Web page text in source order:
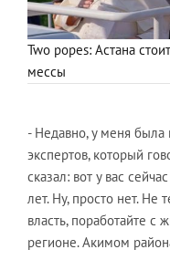
Two popes: Астана стоит
мессы
- Недавно, у меня была
экспертов, который
сказал: вот у вас
лет. Ну, просто нет. Не
власть, поработайте
регионе. Акимом